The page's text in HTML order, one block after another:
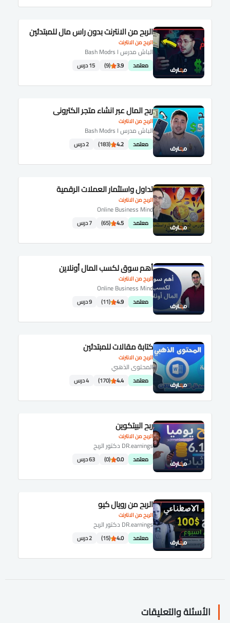
الربح من الانترنت
الربح من الانترنت بدون راس مال للمبتدئين
الباش مدرس Bash Modrs I
معتمد 3.9
(9) 15 درس
الربح من الانترنت
ربح المال عبر انشاء متجر الكتروني
الباش مدرس Bash Modrs I
معتمد 4.2
(183) 2 درس
الربح من الانترنت
تداول واستثمار العملات الرقمية
Online Business Mind
معتمد 4.5
(65) 7 درس
الربح من الانترنت
أهم سوق لكسب المال أونلاين
Online Business Mind
معتمد 4.9
(11) 9 درس
الربح من الانترنت
كتابة مقالات للمبتدئين
المحتوى الذهبي
معتمد 4.4
(170) 4 درس
الربح من الانترنت
ربح البيتكوين
DR.earnings دكتور الربح
معتمد 0.0
(0) 63 درس
الربح من الانترنت
الربح من رويال كيو
DR.earnings دكتور الربح
معتمد 4.0
(15) 2 درس
الأسئلة والتعليقات